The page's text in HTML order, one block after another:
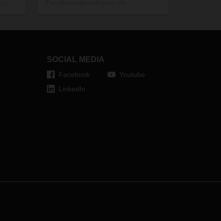
SOCIAL MEDIA
Facebook
LinkedIn
Youtube